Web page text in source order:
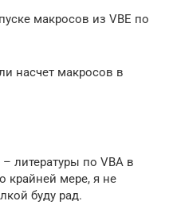
макросов из VBE по
насчет макросов в
литературы по VBA в
крайней мере, я не
буду рад.